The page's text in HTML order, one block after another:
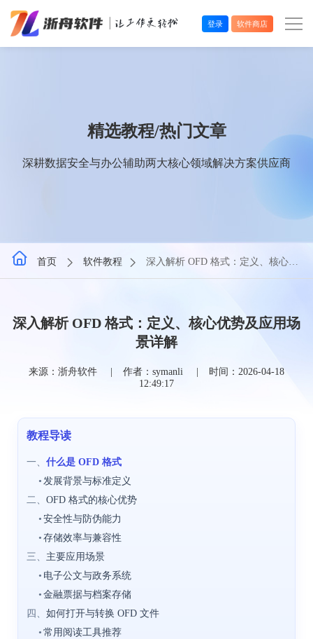
登录 软件商店
精选教程/热门文章
深耕数据安全与办公辅助两大核心领域解决方案供应商
首页 软件教程 深入解析 OFD 格式：定义、核心优
深入解析 OFD 格式：定义、核心优势及应用场
景详解
来源：浙舟软件 作者：symanli
时间：2026-04-18
12:49:17
教程导读
一、 什么是 OFD 格式
• 发展背景与标准定义
二、 OFD 格式的核心优势
• 安全性与防伪能力
• 存储效率与兼容性
三、 主要应用场景
• 电子公文与政务系统
• 金融票据与档案存储
四、 如何打开与转换 OFD 文件
• 常用阅读工具推荐